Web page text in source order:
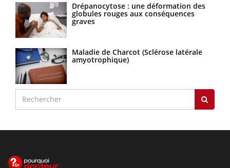
Drépanocytose : une déformation des
globules rouges aux conséquences
graves
Maladie de Charcot (Sclérose latérale
amyotrophique)